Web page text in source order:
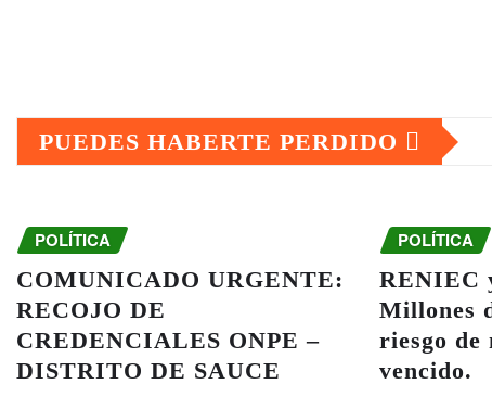
PUEDES HABERTE PERDIDO
POLÍTICA
COMUNICADO URGENTE:
RECOJO DE
CREDENCIALES ONPE –
DISTRITO DE SAUCE
POLÍTICA
RENIEC
Millones
riesgo
vencido.